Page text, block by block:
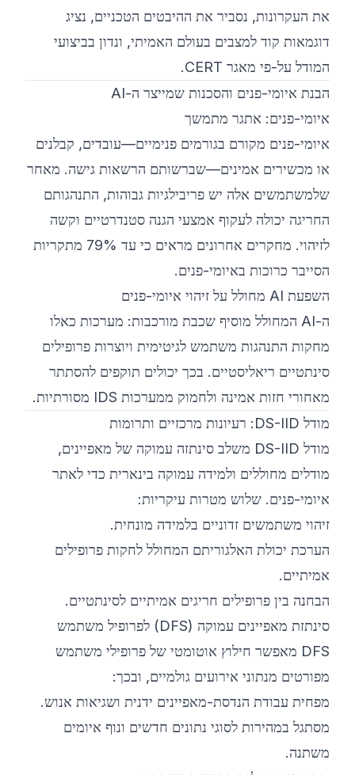
את העקרונות, נסביר את ההיבטים הטכניים, נציג
דוגמאות קוד למצבים בעולם האמיתי, ונדון בביצועי
המודל על-פי מאגר CERT.
הבנת איומי-פנים והסכנות שמייצר ה-AI
איומי-פנים: אתגר מתמשך
איומי-פנים מקורם בגורמים פנימיים—עובדים, קבלנים
או מכשירים אמינים—שברשותם הרשאות גישה. מאחר
שלמשתמשים אלה יש פריבילגיות גבוהות, התנהגותם
החריגה יכולה לעקוף אמצעי הגנה סטנדרטיים וקשה
לזיהוי. מחקרים אחרונים מראים כי עד 79% מתקריות
הסייבר כרוכות באיומי-פנים.
השפעת AI מחולל על זיהוי איומי-פנים
ה-AI המחולל מוסיף שכבת מורכבות: מערכות כאלו
מחקות התנהגות משתמש לגיטימית ויוצרות פרופילים
סינתטיים ריאליסטיים. בכך יכולים תוקפים להסתתר
מאחורי חזות אמינה ולחמוק ממערכות IDS מסורתיות.
מודל DS-IID: רעיונות מרכזיים ותרומות
מודל DS-IID משלב סינתזה עמוקה של מאפיינים,
מודלים מחוללים ולמידה עמוקה בינארית כדי לאתר
איומי-פנים. שלוש מטרות עיקריות:
זיהוי משתמשים זדוניים בלמידה מונחית.
הערכת יכולת האלגוריתם המחולל לחקות פרופילים
אמיתיים.
הבחנה בין פרופילים חריגים אמיתיים לסינתטיים.
סינתזת מאפיינים עמוקה (DFS) לפרופיל משתמש
DFS מאפשר חילוץ אוטומטי של פרופילי משתמש
מפורטים מנתוני אירועים גולמיים, ובכך:
מפחית עבודת הנדסת-מאפיינים ידנית ושגיאות אנוש.
מסתגל במהירות לסוגי נתונים חדשים ונוף איומים
משתנה.